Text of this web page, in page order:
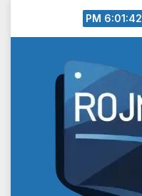
6:01:42 PM